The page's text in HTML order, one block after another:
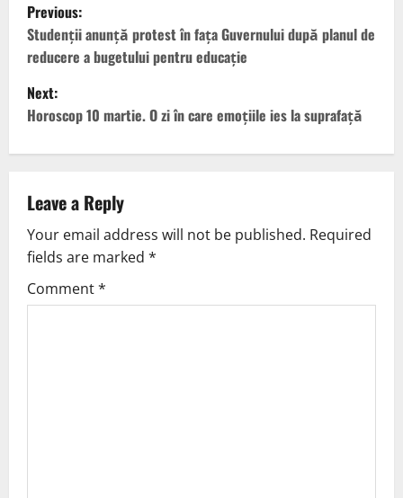
Previous:
Studenții anunță protest în fața Guvernului după planul de
reducere a bugetului pentru educație
Next:
Horoscop 10 martie. O zi în care emoțiile ies la suprafață
Leave a Reply
Your email address will not be published. Required
fields are marked *
Comment*